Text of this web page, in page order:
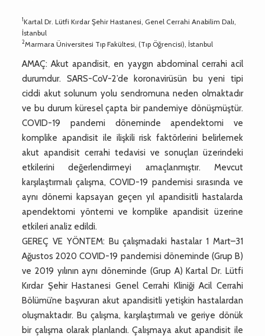
1Kartal Dr. Lütfi Kırdar Şehir Hastanesi, Genel Cerrahi Anabilim Dalı,
İstanbul
2Marmara Üniversitesi Tıp Fakültesi, (Tıp Öğrencisi), İstanbul
AMAÇ: Akut apandisit, en yaygın abdominal cerrahi acil
durumdur. SARS-CoV-2’de koronavirüsün bu yeni tipi
ciddi akut solunum yolu sendromuna neden olmaktadır
ve bu durum küresel çapta bir pandemiye dönüşmüştür.
COVID-19 pandemi döneminde apendektomi ve
komplike apandisit ile ilişkili risk faktörlerini belirlemek
akut apandisit cerrahi tedavisi ve sonuçları üzerindeki
etkilerini değerlendirmeyi amaçlanmıştır. Mevcut
karşılaştırmalı çalışma, COVID-19 pandemisi sırasında ve
aynı dönemi kapsayan geçen yıl apandisitli hastalarda
apendektomi yöntemi ve komplike apandisit üzerine
etkileri analiz edildi.
GEREÇ VE YÖNTEM: Bu çalışmadaki hastalar 1 Mart–31
Ağustos 2020 COVID-19 pandemisi döneminde (Grup B)
ve 2019 yılının aynı döneminde (Grup A) Kartal Dr. Lütfi
Kırdar Şehir Hastanesi Genel Cerrahi Kliniği Acil Cerrahi
Bölümü’ne başvuran akut apandisitli yetişkin hastalardan
oluşmaktadır. Bu çalışma, karşılaştırmalı ve geriye dönük
bir çalışma olarak planlandı. Çalışmaya akut apandisit ile